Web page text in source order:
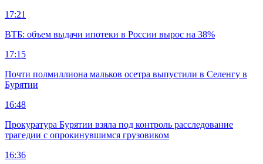
17:21
ВТБ: объем выдачи ипотеки в России вырос на 38%
17:15
Почти полмиллиона мальков осетра выпустили в Селенгу в
Бурятии
16:48
Прокуратура Бурятии взяла под контроль расследование
трагедии с опрокинувшимся грузовиком
16:36